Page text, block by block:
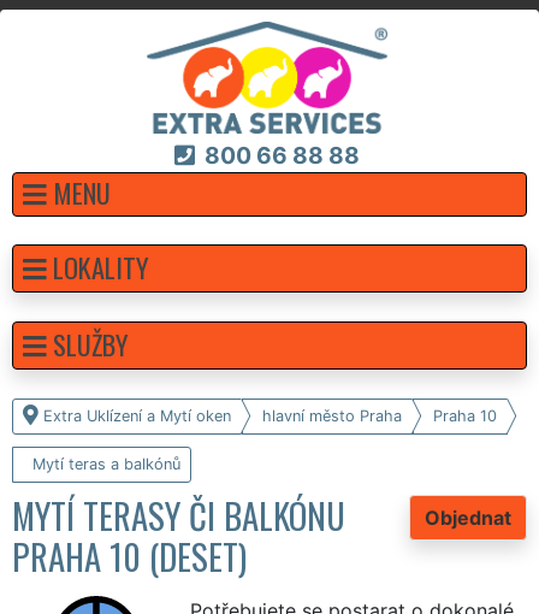
800 66 88 88
MENU
Extra Uklízení a Mytí oken hlavní město Praha Praha 10
Mytí teras a balkónů
Objednat
MYTÍ TERASY ČI BALKÓNU
PRAHA 10 (DESET)
LOKALITY
SLUŽBY